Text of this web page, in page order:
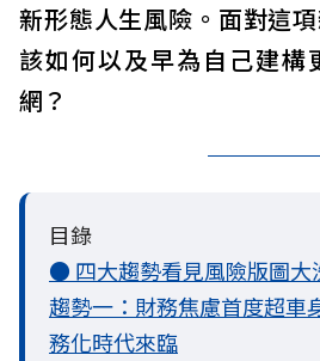
新形態人生風險。面對這
該如何以及早為自己建構
網？
目錄
● 四大趨勢看見風險版圖大
趨勢一：財務焦慮首度超車
務化時代來臨